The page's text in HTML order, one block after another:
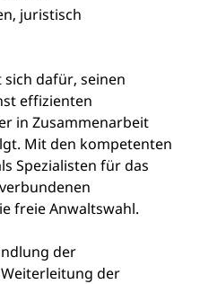
juri­stisch
dafür, seinen
effizi­enten
in Zusammenarbeit
Mit den kompetenten
Spezialisten für das
freie Anwaltswahl.
der
der